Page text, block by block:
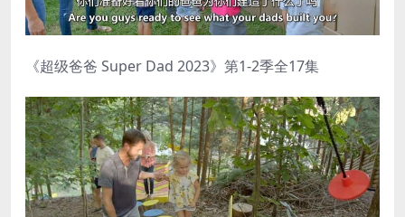
《超级爸爸 Super Dad 2023》第1-2季全17集